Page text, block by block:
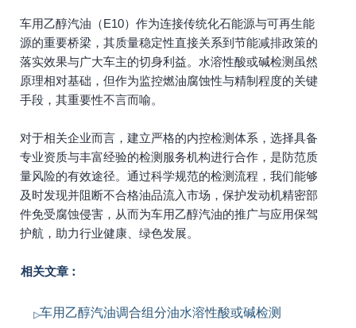
车用乙醇汽油（E10）作为连接传统化石能源与可再生能
源的重要桥梁，其质量稳定性直接关系到节能减排政策的
落实效果与广大车主的切身利益。水溶性酸或碱检测虽然
原理相对基础，但作为监控燃油腐蚀性与精制程度的关键
手段，其重要性不言而喻。
对于相关企业而言，建立严格的内控检测体系，选择具备
专业资质与丰富经验的检测服务机构进行合作，是防范质
量风险的有效途径。通过科学规范的检测流程，我们能够
及时发现并阻断不合格油品流入市场，保护发动机精密部
件免受腐蚀侵害，从而为车用乙醇汽油的推广与应用保驾
护航，助力行业健康、绿色发展。
相关文章：
车用乙醇汽油调合组分油水溶性酸或碱检测